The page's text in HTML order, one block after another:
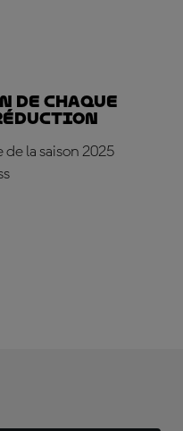
de chaque
la saison 2025